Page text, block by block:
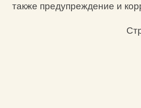
также предупреждение и